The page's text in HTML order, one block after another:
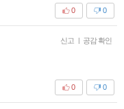
0
0
신고 | 공감 확인
0
0